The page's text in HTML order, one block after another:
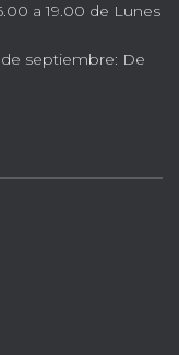
a 19.00 de Lunes
de septiembre: De